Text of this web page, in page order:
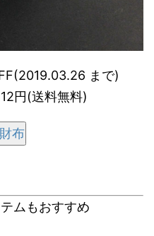
まで)
円(送料無料)
布
ムもおすすめ